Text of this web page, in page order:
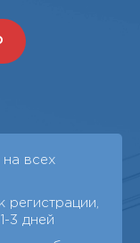
всех
регистрации,
3 дней